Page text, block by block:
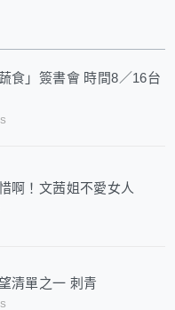
食」簽書會 時間8／16台
啊！文茜姐不愛女人
清單之一 刺青